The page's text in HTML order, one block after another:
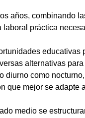
años, combinando
práctica
alternativas
diurno como
que mejor se adapte
medio se